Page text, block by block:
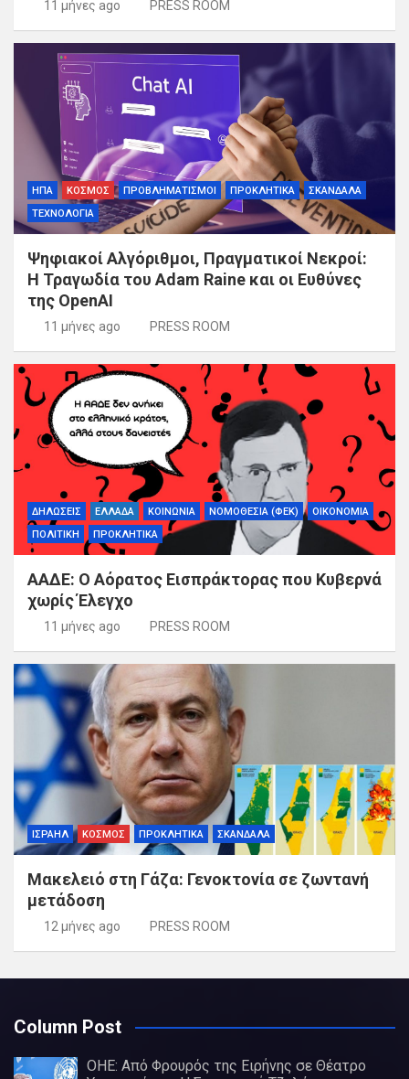
11 μήνες ago PRESS ROOM
ΗΠΑ ΚΟΣΜΟΣ ΠΡΟΒΛΗΜΑΤΙΣΜΟΙ ΠΡΟΚΛΗΤΙΚΑ
ΣΚΑΝΔΑΛΑ
ΤΕΧΝΟΛΟΓΙΑ
Ψηφιακοί Αλγόριθμοι, Πραγματικοί Νεκροί:
Η Τραγωδία του Adam Raine και οι Ευθύνες
της OpenAI
11 μήνες ago PRESS ROOM
ΔΗΛΩΣΕΙΣ ΕΛΛΑΔΑ ΚΟΙΝΩΝΙΑ ΝΟΜΟΘΕΣΙΑ (ΦΕΚ)
ΟΙΚΟΝΟΜΙΑ
ΠΟΛΙΤΙΚΗ
ΠΡΟΚΛΗΤΙΚΑ
ΑΑΔΕ: Ο Αόρατος Εισπράκτορας που Κυβερνά
χωρίς Έλεγχο
11 μήνες ago PRESS ROOM
ΙΣΡΑΗΛ ΚΟΣΜΟΣ ΠΡΟΚΛΗΤΙΚΑ ΣΚΑΝΔΑΛΑ
Μακελειό στη Γάζα: Γενοκτονία σε ζωντανή
μετάδοση
12 μήνες ago PRESS ROOM
Column Post
ΟΗΕ: Από Φρουρός της Ειρήνης σε Θέατρο